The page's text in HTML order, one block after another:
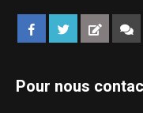
Pour nous